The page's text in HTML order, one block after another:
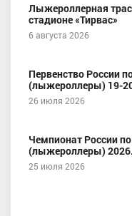
Лыжероллерная
стадионе «Тирвас»
6 августа 2026
Первенство России
(лыжероллеры) 19-
26 июля 2026
Чемпионат России
(лыжероллеры) 2026.
25 июля 2026